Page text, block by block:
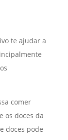
te ajudar a
comer
os doces da
doces pode